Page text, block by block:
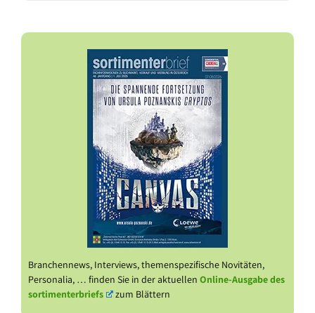
Branchennews, Interviews, themenspezifische Novitäten,
Personalia, … finden Sie in der aktuellen Online-Ausgabe des
sortimenterbriefs
zum Blättern